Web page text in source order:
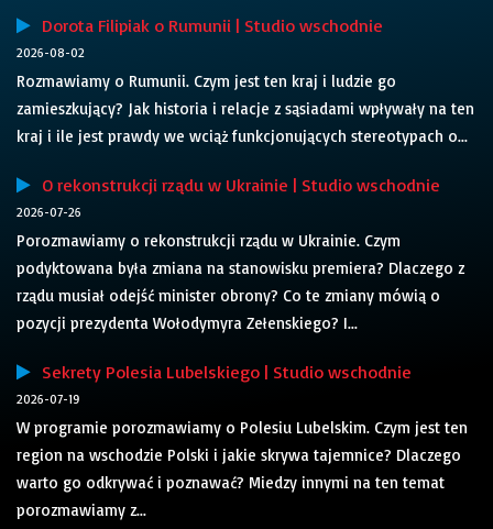
Dorota Filipiak o Rumunii | Studio wschodnie
2026-08-02
Rozmawiamy o Rumunii. Czym jest ten kraj i ludzie go
zamieszkujący? Jak historia i relacje z sąsiadami wpływały na ten
kraj i ile jest prawdy we wciąż funkcjonujących stereotypach o...
O rekonstrukcji rządu w Ukrainie | Studio wschodnie
2026-07-26
Porozmawiamy o rekonstrukcji rządu w Ukrainie. Czym
podyktowana była zmiana na stanowisku premiera? Dlaczego z
rządu musiał odejść minister obrony? Co te zmiany mówią o
pozycji prezydenta Wołodymyra Zełenskiego? I...
Sekrety Polesia Lubelskiego | Studio wschodnie
2026-07-19
W programie porozmawiamy o Polesiu Lubelskim. Czym jest ten
region na wschodzie Polski i jakie skrywa tajemnice? Dlaczego
warto go odkrywać i poznawać? Miedzy innymi na ten temat
porozmawiamy z...